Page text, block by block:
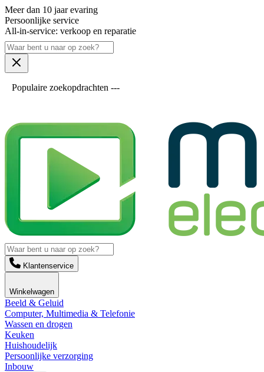
Meer dan 10 jaar evaring
Persoonlijke service
All-in-service: verkoop en reparatie
Populaire zoekopdrachten ---
Klantenservice
Winkelwagen
Beeld & Geluid
Computer, Multimedia & Telefonie
Wassen en drogen
Keuken
Huishoudelijk
Persoonlijke verzorging
Inbouw